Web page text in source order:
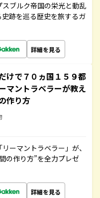
スブルク帝国の栄光と動乱
跡を巡る歴史を旅するガ
詳細を見る
けで７０ヵ国１５９都
マントラベラーが教え
作り方
ーマントラベラー」が、
の作り方”を全力プレゼ
詳細を見る